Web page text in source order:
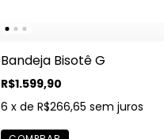
Bandeja Bisotê G
R$1.599,90
6 x de R$266,65 sem juros